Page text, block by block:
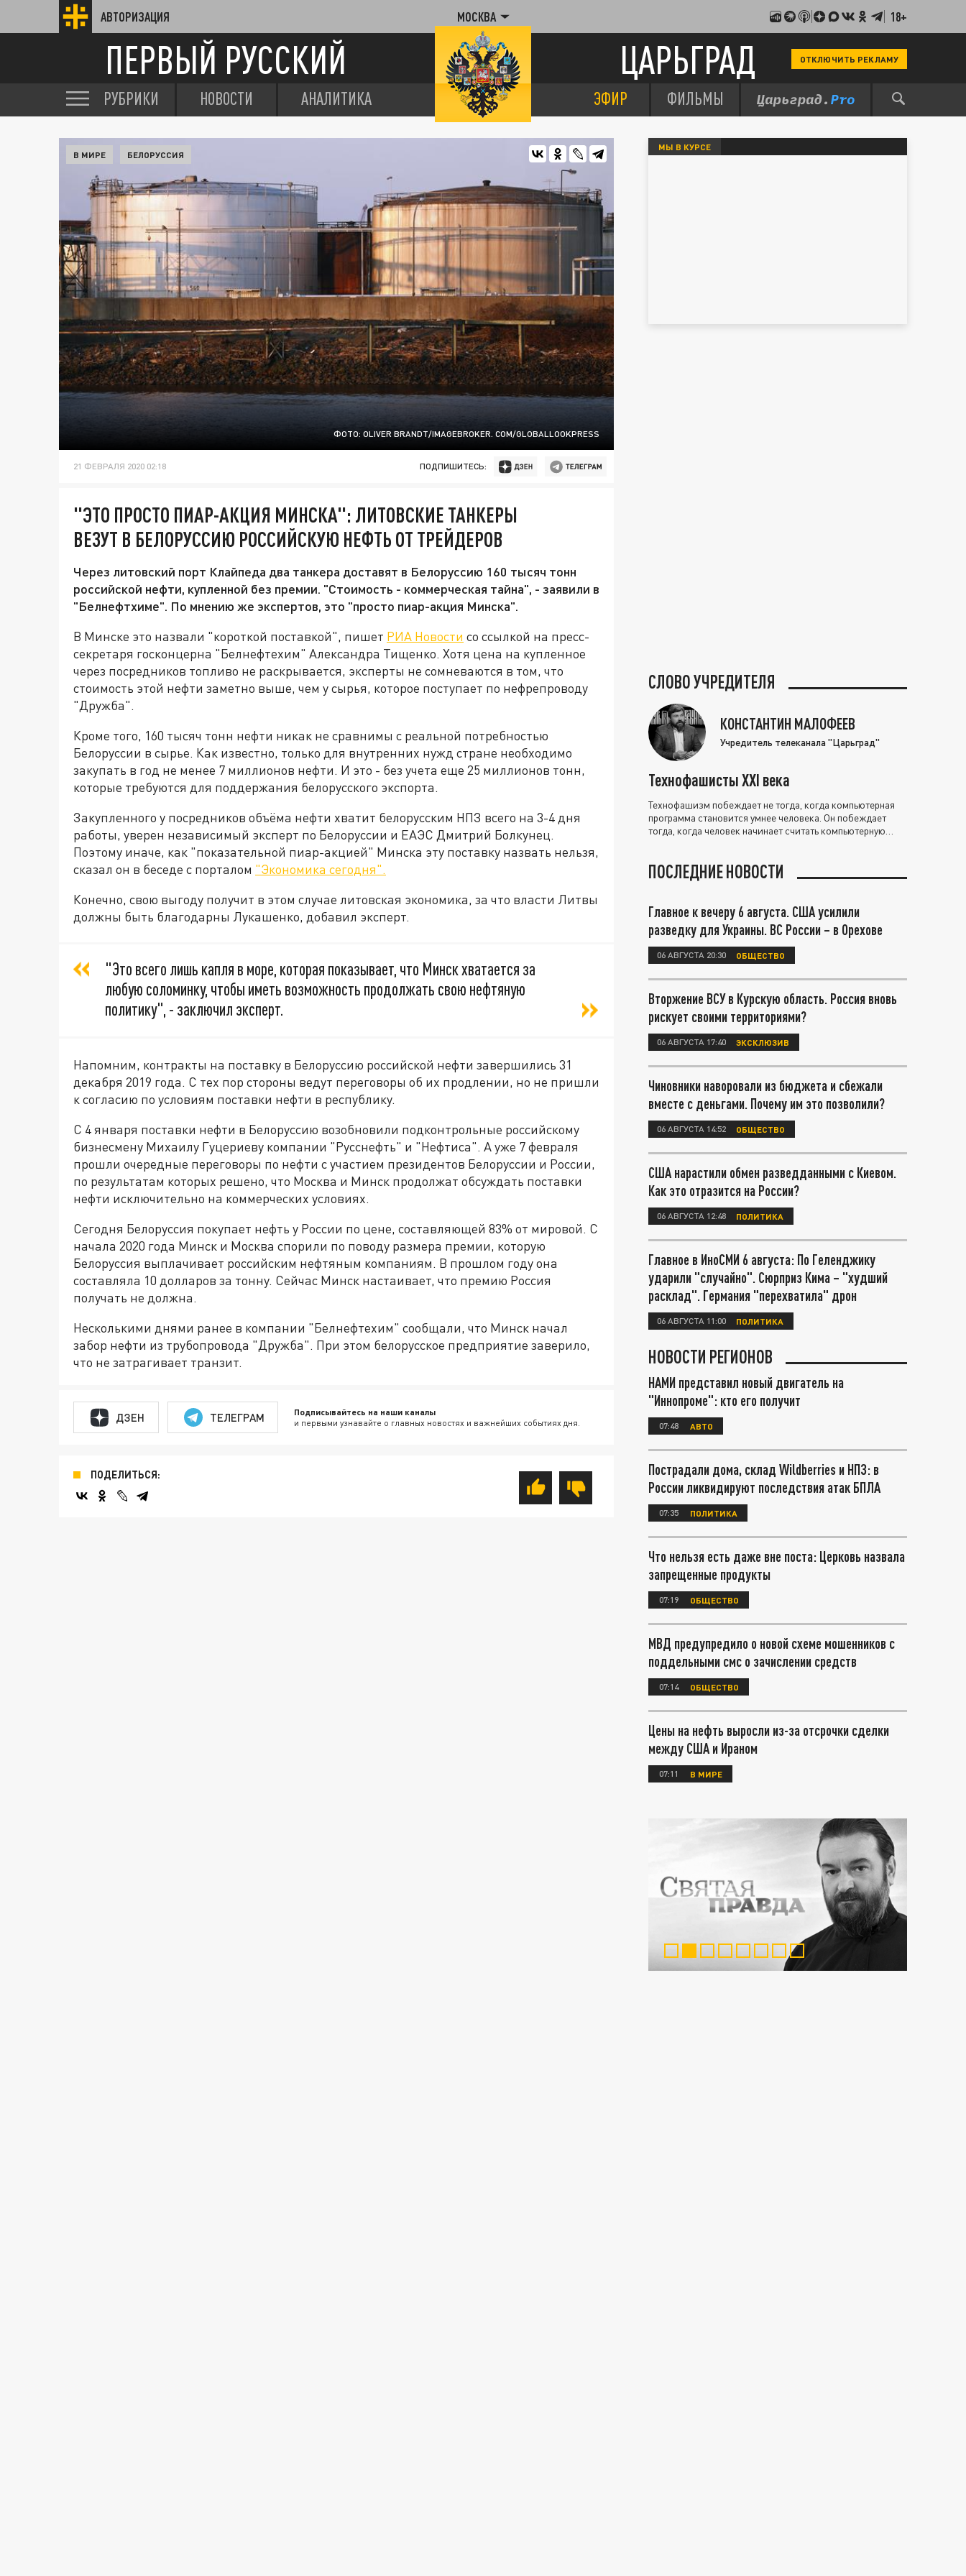
АВТОРИЗАЦИЯ МОСКВА 18+
ПЕРВЫЙ РУССКИЙ ЦАРЬГРАД ОТКЛЮЧИТЬ РЕКЛАМУ
РУБРИКИ НОВОСТИ АНАЛИТИКА ЭФИР ФИЛЬМЫ
ФОТО: OLIVER BRANDT/IMAGEBROKER. COM/GLOBALLOOKPRESS
В МИРЕ БЕЛОРУССИЯ
21 ФЕВРАЛЯ 2020 02:18 ПОДПИШИТЕСЬ:
"ЭТО ПРОСТО ПИАР-АКЦИЯ МИНСКА": ЛИТОВСКИЕ ТАНКЕРЫ
ВЕЗУТ В БЕЛОРУССИЮ РОССИЙСКУЮ НЕФТЬ ОТ ТРЕЙДЕРОВ
Через литовский порт Клайпеда два танкера доставят в Белоруссию 160 тысяч тонн
российской нефти, купленной без премии. "Стоимость - коммерческая тайна", - заявили в
"Белнефтхиме". По мнению же экспертов, это "просто пиар-акция Минска".
В Минске это назвали "короткой поставкой", пишет РИА Новости со ссылкой на пресс-
секретаря госконцерна "Белнефтехим" Александра Тищенко. Хотя цена на купленное
через посредников топливо не раскрывается, эксперты не сомневаются в том, что
стоимость этой нефти заметно выше, чем у сырья, которое поступает по нефрепроводу
"Дружба".
Кроме того, 160 тысяч тонн нефти никак не сравнимы с реальной потребностью
Белоруссии в сырье. Как известно, только для внутренних нужд стране необходимо
закупать в год не менее 7 миллионов нефти. И это - без учета еще 25 миллионов тонн,
которые требуются для поддержания белорусского экспорта.
Закупленного у посредников объёма нефти хватит белорусским НПЗ всего на 3-4 дня
работы, уверен независимый эксперт по Белоруссии и ЕАЭС Дмитрий Болкунец.
Поэтому иначе, как "показательной пиар-акцией" Минска эту поставку назвать нельзя,
сказал он в беседе с порталом "Экономика сегодня".
Конечно, свою выгоду получит в этом случае литовская экономика, за что власти Литвы
должны быть благодарны Лукашенко, добавил эксперт.
"Это всего лишь капля в море, которая показывает, что Минск хватается за
любую соломинку, чтобы иметь возможность продолжать свою нефтяную
политику", - заключил эксперт.
Напомним, контракты на поставку в Белоруссию российской нефти завершились 31
декабря 2019 года. С тех пор стороны ведут переговоры об их продлении, но не пришли
к согласию по условиям поставки нефти в республику.
С 4 января поставки нефти в Белоруссию возобновили подконтрольные российскому
бизнесмену Михаилу Гуцериеву компании "Русснефть" и "Нефтиса". А уже 7 февраля
прошли очередные переговоры по нефти с участием президентов Белоруссии и России,
по результатам которых решено, что Москва и Минск продолжат обсуждать поставки
нефти исключительно на коммерческих условиях.
Сегодня Белоруссия покупает нефть у России по цене, составляющей 83% от мировой. С
начала 2020 года Минск и Москва спорили по поводу размера премии, которую
Белоруссия выплачивает российским нефтяным компаниям. В прошлом году она
составляла 10 долларов за тонну. Сейчас Минск настаивает, что премию Россия
получать не должна.
Несколькими днями ранее в компании "Белнефтехим" сообщали, что Минск начал
забор нефти из трубопровода "Дружба". При этом белорусское предприятие заверило,
что не затрагивает транзит.
ДЗЕН ТЕЛЕГРАМ Подписывайтесь на наши каналы
и первыми узнавайте о главных новостях и важнейших событиях дня.
ПОДЕЛИТЬСЯ:
МЫ В КУРСЕ
СЛОВО УЧРЕДИТЕЛЯ
КОНСТАНТИН МАЛОФЕЕВ
Учредитель телеканала "Царьград"
Технофашисты XXI века
Технофашизм побеждает не тогда, когда компьютерная
программа становится умнее человека. Он побеждает
тогда, когда человек начинает считать компьютерную
ПОСЛЕДНИЕ НОВОСТИ
Главное к вечеру 6 августа. США усилили
разведку для Украины. ВС России – в Орехове
06 АВГУСТА 20:30 ОБЩЕСТВО
Вторжение ВСУ в Курскую область. Россия вновь
рискует своими территориями?
06 АВГУСТА 17:40 ЭКСКЛЮЗИВ
Чиновники наворовали из бюджета и сбежали
вместе с деньгами. Почему им это позволили?
06 АВГУСТА 14:52 ОБЩЕСТВО
США нарастили обмен разведданными с Киевом.
Как это отразится на России?
06 АВГУСТА 12:48 ПОЛИТИКА
Главное в ИноСМИ 6 августа: По Геленджику
ударили "случайно". Сюрприз Кима – "худший
расклад". Германия "перехватила" дрон
06 АВГУСТА 11:00 ПОЛИТИКА
НОВОСТИ РЕГИОНОВ
НАМИ представил новый двигатель на
"Иннопроме": кто его получит
07:48 АВТО
Пострадали дома, склад Wildberries и НПЗ: в
России ликвидируют последствия атак БПЛА
07:35 ПОЛИТИКА
Что нельзя есть даже вне поста: Церковь назвала
запрещенные продукты
07:19 ОБЩЕСТВО
МВД предупредило о новой схеме мошенников с
поддельными смс о зачислении средств
07:14 ОБЩЕСТВО
Цены на нефть выросли из-за отсрочки сделки
между США и Ираном
07:11 В МИРЕ